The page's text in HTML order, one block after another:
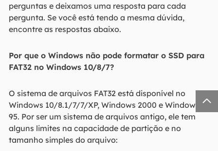
perguntas e deixamos uma resposta para cada
pergunta. Se você está tendo a mesma dúvida,
encontre as respostas abaixo.
Por que o Windows não pode formatar o SSD para
FAT32 no Windows 10/8/7?
O sistema de arquivos FAT32 está disponível no
Windows 10/8.1/7/7/XP, Windows 2000 e Windows
95. Por ser um sistema de arquivos antigo, ele tem
alguns limites na capacidade de partição e no
tamanho simples do arquivo:
